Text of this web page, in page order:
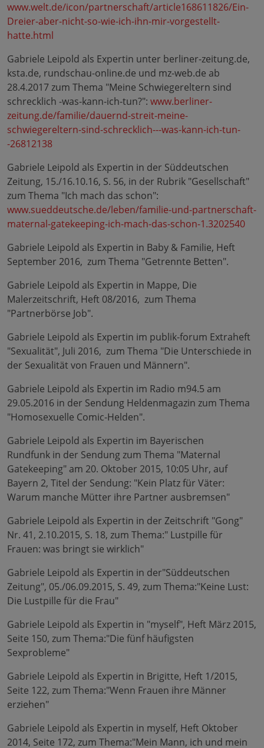
www.welt.de/icon/partnerschaft/article168611826/Ein-
Dreier-aber-nicht-so-wie-ich-ihn-mir-vorgestellt-
hatte.html
Gabriele Leipold als Expertin unter berliner-zeitung.de,
ksta.de, rundschau-online.de und mz-web.de ab
28.4.2017 zum Thema "Meine Schwiegereltern sind
schrecklich -was-kann-ich-tun?": www.berliner-
zeitung.de/familie/dauernd-streit-meine-
schwiegereltern-sind-schrecklich---was-kann-ich-tun-
-26812138
Gabriele Leipold als Expertin in der Süddeutschen
Zeitung, 15./16.10.16, S. 56, in der Rubrik "Gesellschaft"
zum Thema "Ich mach das schon":
www.sueddeutsche.de/leben/familie-und-partnerschaft-
maternal-gatekeeping-ich-mach-das-schon-1.3202540
Gabriele Leipold als Expertin in Baby & Familie, Heft
September 2016, zum Thema "Getrennte Betten".
Gabriele Leipold als Expertin in Mappe, Die
Malerzeitschrift, Heft 08/2016, zum Thema
"Partnerbörse Job".
Gabriele Leipold als Expertin im publik-forum Extraheft
"Sexualität", Juli 2016, zum Thema "Die Unterschiede in
der Sexualität von Frauen und Männern".
Gabriele Leipold als Expertin im Radio m94.5 am
29.05.2016 in der Sendung Heldenmagazin zum Thema
"Homosexuelle Comic-Helden".
Gabriele Leipold als Expertin im Bayerischen
Rundfunk in der Sendung zum Thema "Maternal
Gatekeeping" am 20. Oktober 2015, 10:05 Uhr, auf
Bayern 2, Titel der Sendung: "Kein Platz für Väter:
Warum manche Mütter ihre Partner ausbremsen"
Gabriele Leipold als Expertin in der Zeitschrift "Gong"
Nr. 41, 2.10.2015, S. 18, zum Thema:" Lustpille für
Frauen: was bringt sie wirklich"
Gabriele Leipold als Expertin in der"Süddeutschen
Zeitung", 05./06.09.2015, S. 49, zum Thema:"Keine Lust:
Die Lustpille für die Frau"
Gabriele Leipold als Expertin in "myself", Heft März 2015,
Seite 150, zum Thema:"Die fünf häufigsten
Sexprobleme"
Gabriele Leipold als Expertin in Brigitte, Heft 1/2015,
Seite 122, zum Thema:"Wenn Frauen ihre Männer
erziehen"
Gabriele Leipold als Expertin in myself, Heft Oktober
2014, Seite 172, zum Thema:"Mein Mann, ich und mein